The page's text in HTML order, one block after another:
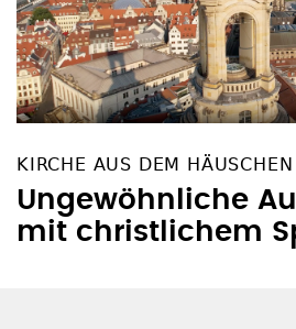
KIRCHE AUS DEM
Ungewöhnliche
mit christlichem